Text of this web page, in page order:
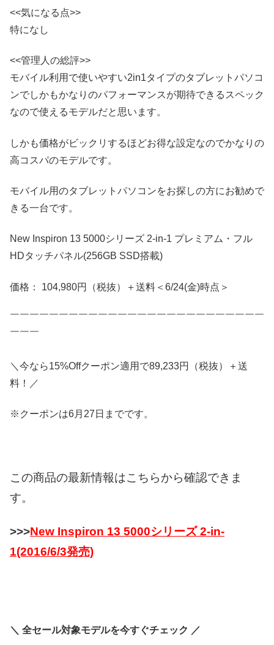
<<気になる点>>
特になし
<<管理人の総評>>
モバイル利用で使いやすい2in1タイプのタブレットパソコ
ンでしかもかなりのパフォーマンスが期待できるスペック
なので使えるモデルだと思います。
しかも価格がビックリするほどお得な設定なのでかなりの
高コスパのモデルです。
モバイル用のタブレットパソコンをお探しの方にお勧めで
きる一台です。
New Inspiron 13 5000シリーズ 2-in-1 プレミアム・フル
HDタッチパネル(256GB SSD搭載)
価格： 104,980円（税抜）＋送料＜6/24(金)時点＞
￣￣￣￣￣￣￣￣￣￣￣￣￣￣￣￣￣￣￣￣￣￣￣￣￣￣
￣￣￣
＼今なら15%Offクーポン適用で89,233円（税抜）＋送
料！／
※クーポンは6月27日までです。
この商品の最新情報はこちらから確認できま
す。
>>>New Inspiron 13 5000シリーズ 2-in-
1(2016/6/3発売)
＼ 全セール対象モデルを今すぐチェック ／